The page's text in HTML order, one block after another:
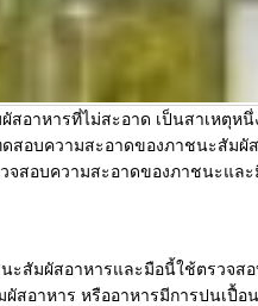
อาหารที่ไม่สะอาด เป็นสาเหตุหนึ่
สอบความสะอาดของภาชนะสัมผั
จสอบความสะอาดของภาชนะแล
สัมผัสอาหารและมือนี้ใช้ตรวจสอ
สอาหาร หรืออาหารมีการปนเปื้อ